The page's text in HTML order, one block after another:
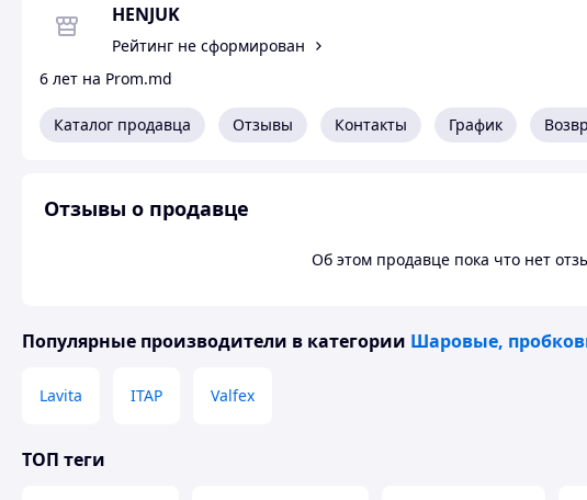
HENJUK
Рейтинг не сформирован
6 лет на Prom.md
Каталог продавца Отзывы Контакты График
Отзывы о продавце
Об этом продавце пока что нет
Популярные производители в категории Шаровые,
Lavita ITAP Valfex
ТОП теги